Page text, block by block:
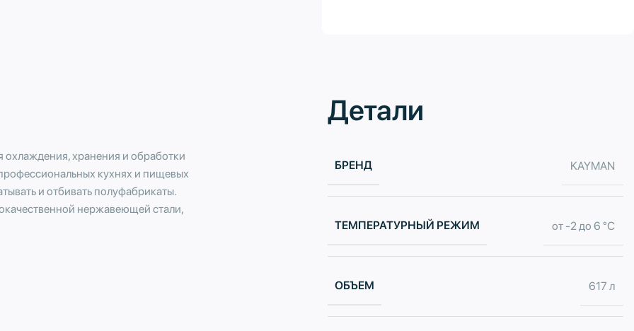
охлаждения, хранения и обработки
кухнях и пищевых
и отбивать полуфабрикаты.
нержавеющей стали,
Детали
БРЕНД KAYMAN
ТЕМПЕРАТУРНЫЙ РЕЖИМ от -2 до 6 °С
ОБЪЕМ 617 л